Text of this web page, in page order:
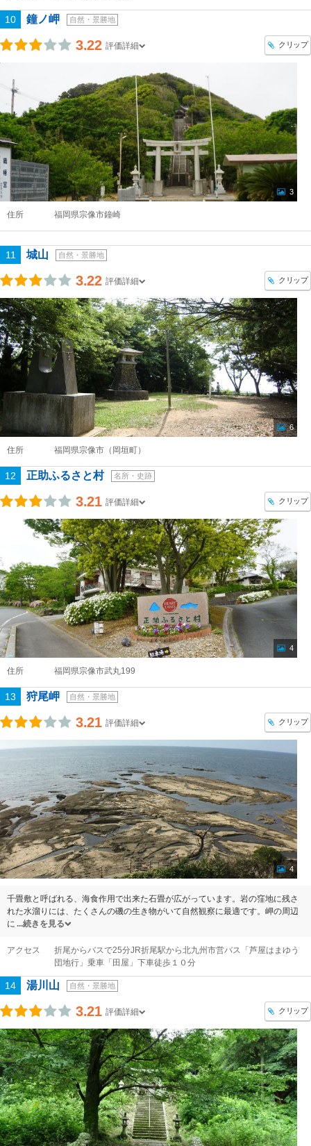
10 鐘ノ岬 自然・景勝地
3.22 評価詳細 クリップ
3
住所 福岡県宗像市鐘崎
11 城山 自然・景勝地
3.22 評価詳細 クリップ
6
住所 福岡県宗像市（岡垣町）
12 正助ふるさと村 名所・史跡
3.21 評価詳細 クリップ
4
住所 福岡県宗像市武丸199
13 狩尾岬 自然・景勝地
3.21 評価詳細 クリップ
4
千畳敷と呼ばれる、海食作用で出来た石畳が広がっています。岩の窪地に残さ
れた水溜りには、たくさんの磯の生き物がいて自然観察に最適です。岬の周辺
に
続きを見る
アクセス
折尾からバスで25分JR折尾駅から北九州市営バス「芦屋はまゆう
団地行」乗車「田屋」下車徒歩１０分
14 湯川山 自然・景勝地
3.21 評価詳細 クリップ